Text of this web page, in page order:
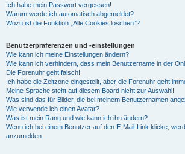
Ich habe mein Passwort vergessen!
Warum werde ich automatisch abgemeldet?
Wozu ist die Funktion „Alle Cookies löschen“?
Benutzerpräferenzen und -einstellungen
Wie kann ich meine Einstellungen ändern?
Wie kann ich verhindern, dass mein Benutzername in der
Die Forenuhr geht falsch!
Ich habe die Zeitzone eingestellt, aber die Forenuhr geht
Meine Sprache steht auf diesem Board nicht zur Auswahl!
Was sind das für Bilder, die bei meinem Benutzernamen
Wie verwende ich einen Avatar?
Was ist mein Rang und wie kann ich ihn ändern?
Wenn ich bei einem Benutzer auf den E-Mail-Link klicke,
anzumelden.